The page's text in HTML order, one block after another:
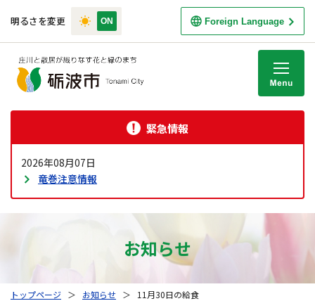
明るさを変更 Foreign Language
緊急情報
2026年08月07日
竜巻注意情報
お知らせ
トップページ ＞ お知らせ ＞ 11月30日の給食